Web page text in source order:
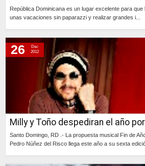
República Dominicana es un lugar excelente para
unas vacaciones sin paparazzi y realizar grandes i...
Milly y Toño despediran el año
Santo Domingo, RD .- La propuesta musical Fin de
Pedro Núñez del Risco llega este año a su sexta
26
Dec
2012